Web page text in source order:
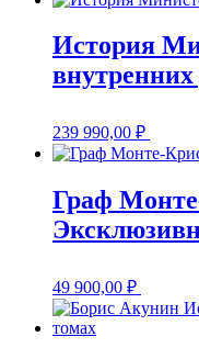
История
внутренних
239 990,00 ₽
Граф
49 900,00 ₽